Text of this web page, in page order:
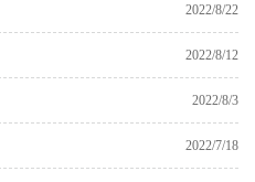
2022/8/22
2022/8/12
2022/8/3
2022/7/18